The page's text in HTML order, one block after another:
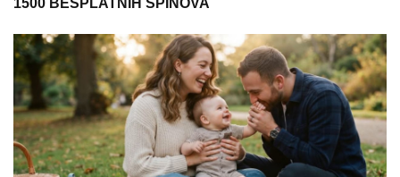
1500 BESPLATNIH SPINOVA